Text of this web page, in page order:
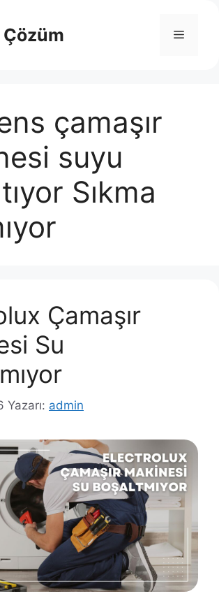
Çözüm Menü
çamaşır
suyu
Sıkma
Çamaşır
Su
Yazarı: admin